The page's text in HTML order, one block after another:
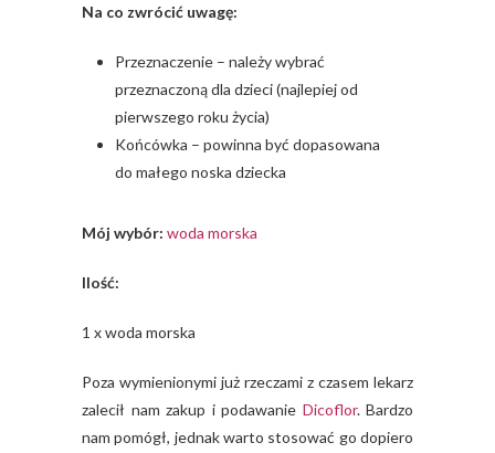
Na co zwrócić uwagę:
Przeznaczenie – należy wybrać
przeznaczoną dla dzieci (najlepiej od
pierwszego roku życia)
Końcówka – powinna być dopasowana
do małego noska dziecka
Mój wybór: woda morska
Ilość:
1 x woda morska
Poza wymienionymi już rzeczami z czasem lekarz
zalecił nam zakup i podawanie Dicoflor. Bardzo
nam pomógł, jednak warto stosować go dopiero